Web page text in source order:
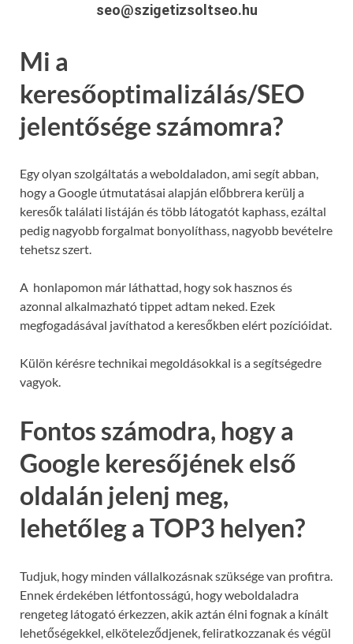
seo@szigetizsoltseo.hu
Mi a
keresőoptimalizálás/SEO
jelentősége számomra?
Egy olyan szolgáltatás a weboldaladon, ami segít abban,
hogy a Google útmutatásai alapján előbbrera kerülj a
keresők találati listáján és több látogatót kaphass, ezáltal
pedig nagyobb forgalmat bonyolíthass, nagyobb bevételre
tehetsz szert.
A honlapomon már láthattad, hogy sok hasznos és
azonnal alkalmazható tippet adtam neked. Ezek
megfogadásával javíthatod a keresőkben elért pozícióidat.
Külön kérésre technikai megoldásokkal is a segítségedre
vagyok.
Fontos számodra, hogy a
Google keresőjének első
oldalán jelenj meg,
lehetőleg a TOP3 helyen?
Tudjuk, hogy minden vállalkozásnak szüksége van profitra.
Ennek érdekében létfontosságú, hogy weboldaladra
rengeteg látogató érkezzen, akik aztán élni fognak a kínált
lehetőségekkel, elköteleződjenek, feliratkozzanak és végül